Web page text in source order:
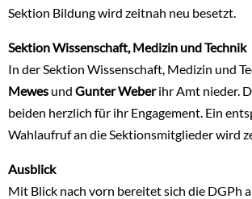
Sektion Bildung wird zeitnah neu besetzt.
Sektion Wissenschaft, Medizin und Technik
In der Sektion Wissenschaft, Medizin und
Mewes und Gunter Weberihr Amt nieder.
beiden herzlich für ihr Engagement. Ein
Wahlaufruf an die Sektionsmitglieder wird
Ausblick
Mit Blick nach vorn bereitet sich die DGPh